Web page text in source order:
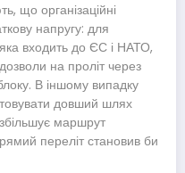
що організаційні
напругу: для
входить до ЄС і НАТО,
на проліт через
В іншому випадку
довший шлях
маршрут
переліт становив би